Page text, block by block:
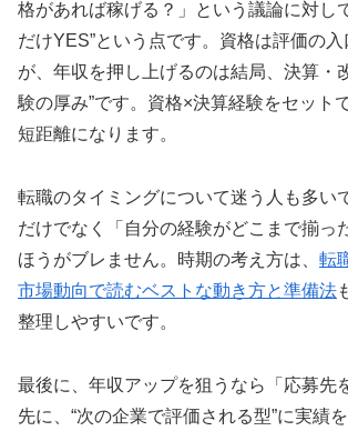
格があれば稼げる？」という議論に対し
だけYES”という点です。資格は評価の
が、年収を押し上げるのは結局、決算・
験の厚み”です。資格×決算経験をセット
短距離になります。
転職のタイミングについて迷う人も多い
だけでなく「自分の経験がどこまで揃っ
ほうがブレません。時期の考え方は、 転
市場動向で読むベストな動き方と準備法
整理しやすいです。
最後に、年収アップを狙うなら「応募先
先に、“次の企業で評価される型”に実績